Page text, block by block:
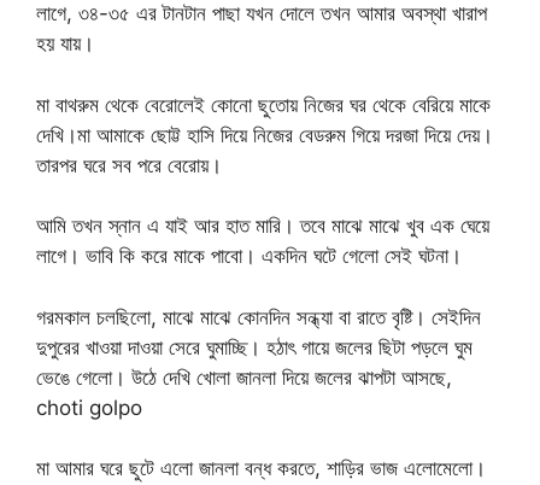
লাগে, ৩৪-৩৫ এর টানটান পাছা যখন দোলে তখন আমার অবস্থা খারাপ
হয় যায়।
মা বাথরুম থেকে বেরোলেই কোনো ছুতোয় নিজের ঘর থেকে বেরিয়ে মাকে
দেখি।মা আমাকে ছোট্ট হাসি দিয়ে নিজের বেডরুম গিয়ে দরজা দিয়ে দেয়।
তারপর ঘরে সব পরে বেরোয়।
আমি তখন স্নান এ যাই আর হাত মারি। তবে মাঝে মাঝে খুব এক ঘেয়ে
লাগে। ভাবি কি করে মাকে পাবো। একদিন ঘটে গেলো সেই ঘটনা।
গরমকাল চলছিলো, মাঝে মাঝে কোনদিন সন্ধ্যা বা রাতে বৃষ্টি। সেইদিন
দুপুরের খাওয়া দাওয়া সেরে ঘুমাচ্ছি। হঠাৎ গায়ে জলের ছিটা পড়লে ঘুম
ভেঙে গেলো। উঠে দেখি খোলা জানলা দিয়ে জলের ঝাপটা আসছে,
choti golpo
মা আমার ঘরে ছুটে এলো জানলা বন্ধ করতে, শাড়ির ভাজ এলোমেলো।